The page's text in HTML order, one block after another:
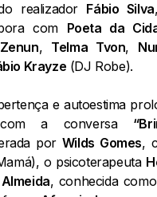
realizador Fábio Silva
com Poeta da
, Telma Tvon,
Krayze (DJ Robe).
e autoestima
a conversa
por Wilds Gomes,
o psicoterapeuta
, conhecida